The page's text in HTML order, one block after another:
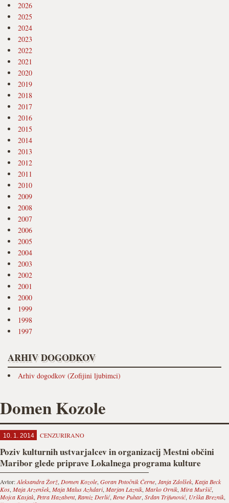
2026
2025
2024
2023
2022
2021
2020
2019
2018
2017
2016
2015
2014
2013
2012
2011
2010
2009
2008
2007
2006
2005
2004
2003
2002
2001
2000
1999
1998
1997
ARHIV DOGODKOV
Arhiv dogodkov (Zofijini ljubimci)
Domen Kozole
10. 1. 2014 CENZURIRANO
Poziv kulturnih ustvarjalcev in organizacij Mestni občini
Maribor glede priprave Lokalnega programa kulture
Avtor:Aleksandra Žorž, Domen Kozole, Goran Potočnik Černe, Janja Zdolšek, Katja Beck
Kos, Maja Arzenšek, Maja Malus Azhdari, Marjan Laznik, Marko Ornik, Mira Muršič,
Mojca Kasjak, Petra Hazabent, Ramiz Derlić, Rene Puhar, Srđan Trifunović, Urška Breznik,